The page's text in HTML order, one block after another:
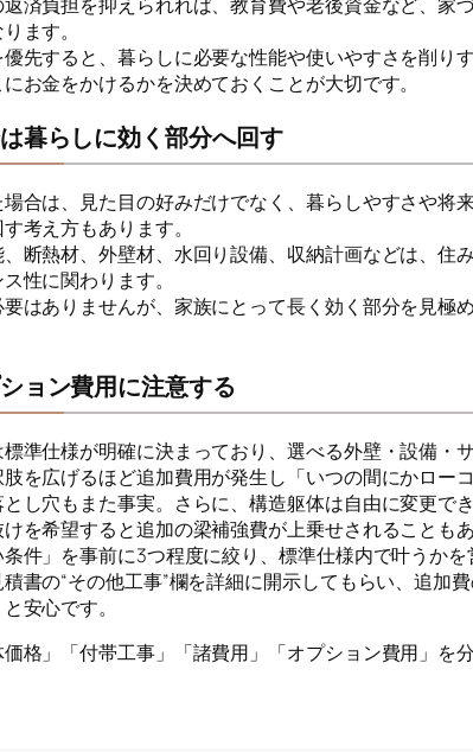
ます。
先すると、暮らしに必要な性能や使いやすさを削り
お金をかけるかを決めておくことが大切です。
暮らしに効く部分へ回す
合は、見た目の好みだけでなく、暮らしやすさや将
考え方もあります。
断熱材、外壁材、水回り設備、収納計画などは、住
性に関わります。
はありませんが、家族にとって長く効く部分を見極
ョン費用に注意する
準仕様が明確に決まっており、選べる外壁・設備・
を広げるほど追加費用が発生し「いつの間にかロー
し穴もまた事実。さらに、構造躯体は自由に変更で
けを希望すると追加の梁補強費が上乗せされることも
件」を事前に3つ程度に絞り、標準仕様内で叶うか
書の“その他工事”欄を詳細に開示してもらい、追加
安心です。
格」「付帯工事」「諸費用」「オプション費用」を